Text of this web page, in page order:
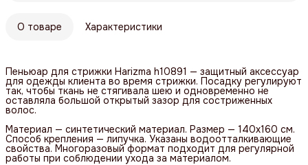
О товаре Характеристики
Пеньюар для стрижки Harizma h10891 — защитный аксессуар
для одежды клиента во время стрижки. Посадку регулируют
так, чтобы ткань не стягивала шею и одновременно не
оставляла большой открытый зазор для состриженных
волос.
Материал — синтетический материал. Размер — 140х160 см.
Способ крепления — липучка. Указаны водоотталкивающие
свойства. Многоразовый формат подходит для регулярной
работы при соблюдении ухода за материалом.